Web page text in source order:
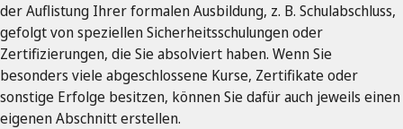
der Auflistung Ihrer formalen Ausbildung, z. B. Schulabschluss,
gefolgt von speziellen Sicherheitsschulungen oder
Zertifizierungen, die Sie absolviert haben. Wenn Sie
besonders viele abgeschlossene Kurse, Zertifikate oder
sonstige Erfolge besitzen, können Sie dafür auch jeweils einen
eigenen Abschnitt erstellen.